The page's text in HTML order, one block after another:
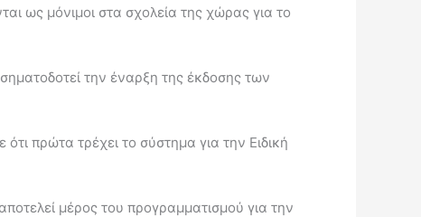
ως μόνιμοι στα σχολεία της χώρας για το
την έναρξη της έκδοσης των
πρώτα τρέχει το σύστημα για την Ειδική
μέρος του προγραμματισμού για την